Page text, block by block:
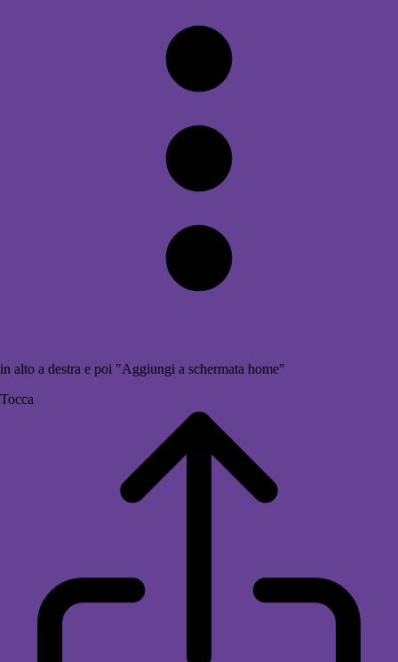
in alto a destra e poi "Aggiungi a schermata home"
Tocca